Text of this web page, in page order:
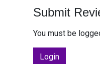
Submit
You must be
Login